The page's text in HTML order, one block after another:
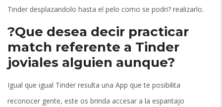
Tinder desplazandolo hasta el pelo como se podri? realizarlo.
?Que desea decir practicar
match referente a Tinder
joviales alguien aunque?
Igual que igual Tinder resulta una App que te posibilita
reconocer gente, este os brinda accesar a la espantajo